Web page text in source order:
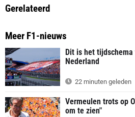
Gerelateerd
Meer F1-nieuws
Dit is het tijdschema
Nederland
22 minuten geleden
Vermeulen trots op
om te zien"